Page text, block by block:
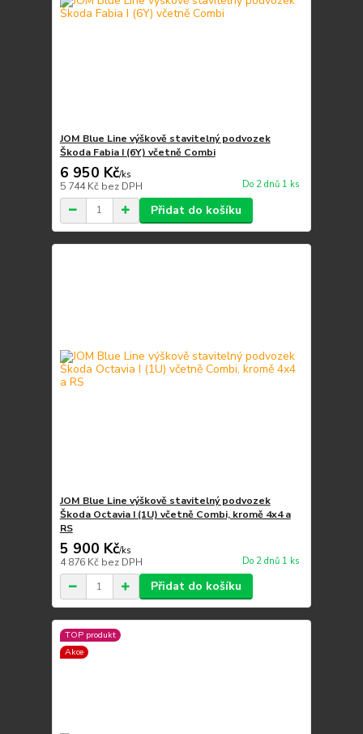
JOM Blue Line výškově stavitelný podvozek
Škoda Fabia I (6Y) včetně Combi
6 950 Kč/ks
5 744 Kč bez DPH Do 2 dnů 1 ks
Přidat do košíku
JOM Blue Line výškově stavitelný podvozek
Škoda Octavia I (1U) včetně Combi, kromě 4x4 a
RS
5 900 Kč/ks
4 876 Kč bez DPH Do 2 dnů 1 ks
Přidat do košíku
TOP produkt
Akce